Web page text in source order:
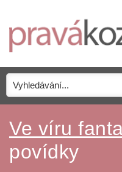
Ve víru
povídky